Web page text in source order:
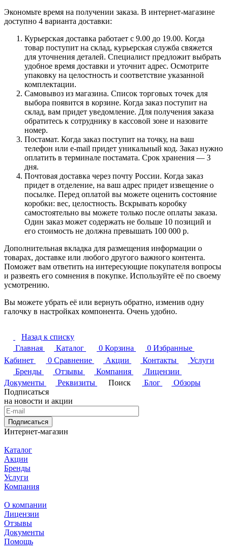
Экономьте время на получении заказа. В интернет-магазине
доступно 4 варианта доставки:
Курьерская доставка работает с 9.00 до 19.00. Когда
товар поступит на склад, курьерская служба свяжется
для уточнения деталей. Специалист предложит выбрать
удобное время доставки и уточнит адрес. Осмотрите
упаковку на целостность и соответствие указанной
комплектации.
Самовывоз из магазина. Список торговых точек для
выбора появится в корзине. Когда заказ поступит на
склад, вам придет уведомление. Для получения заказа
обратитесь к сотруднику в кассовой зоне и назовите
номер.
Постамат. Когда заказ поступит на точку, на ваш
телефон или e-mail придет уникальный код. Заказ нужно
оплатить в терминале постамата. Срок хранения — 3
дня.
Почтовая доставка через почту России. Когда заказ
придет в отделение, на ваш адрес придет извещение о
посылке. Перед оплатой вы можете оценить состояние
коробки: вес, целостность. Вскрывать коробку
самостоятельно вы можете только после оплаты заказа.
Один заказ может содержать не больше 10 позиций и
его стоимость не должна превышать 100 000 р.
Дополнительная вкладка для размещения информации о
товарах, доставке или любого другого важного контента.
Поможет вам ответить на интересующие покупателя вопросы
и развеять его сомнения в покупке. Используйте её по своему
усмотрению.
Вы можете убрать её или вернуть обратно, изменив одну
галочку в настройках компонента. Очень удобно.
Назад к списку
Главная
Каталог 0 Корзина 0 Избранные
Кабинет
0 Сравнение Акции Контакты
Услуги
Бренды
Отзывы Компания
Лицензии
Документы
Реквизиты Поиск Блог
Обзоры
Подписаться
на новости и акции
Подписаться
Интернет-магазин
Каталог
Акции
Бренды
Услуги
Компания
О компании
Лицензии
Отзывы
Документы
Помощь